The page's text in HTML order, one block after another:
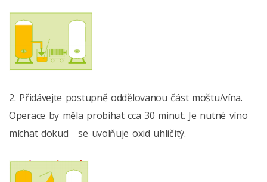
2. Přidávejte postupně oddělovanou část moštu/vína.
Operace by měla probíhat cca 30 minut. Je nutné víno
míchat dokud se uvolňuje oxid uhličitý.